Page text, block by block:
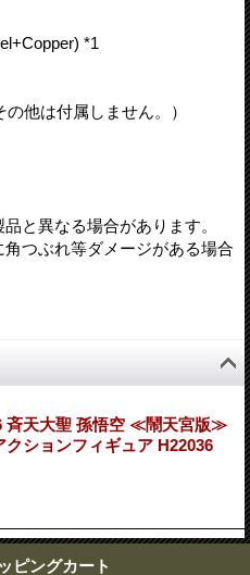
*1
他は付属しません。）
と異なる場合があります。
つぶれ等ダメージがある場合
斉天大聖 孫悟空 ≪鬧天宮版≫
ションフィギュア H22036
ピングカート